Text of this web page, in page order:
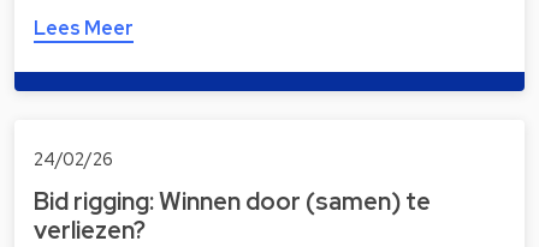
Lees Meer
24/02/26
Bid rigging: Winnen door (samen) te
verliezen?